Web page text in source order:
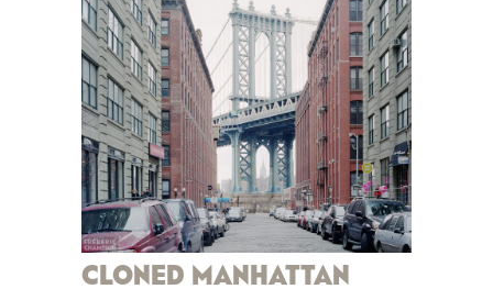
CLONED MANHATTAN